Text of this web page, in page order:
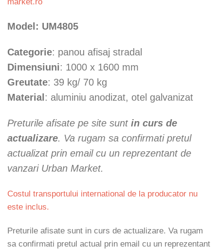
market.ro
Model: UM4805
Categorie: panou afisaj stradal
Dimensiuni: 1000 x 1600 mm
Greutate: 39 kg/ 70 kg
Material : aluminiu anodizat, otel galvanizat
Preturile afisate pe site sunt in curs de
actualizare. Va rugam sa confirmati pretul
actualizat prin email cu un reprezentant de
vanzari Urban Market.
Costul transportului international de la producator nu
este inclus.
Preturile afisate sunt in curs de actualizare. Va rugam
sa confirmati pretul actual prin email cu un reprezentant